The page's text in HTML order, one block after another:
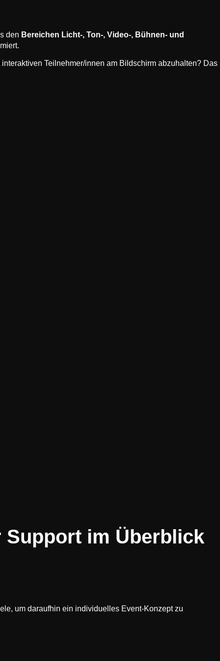
den Bereichen Licht-, Ton-, Video-, Bühnen- und
Teilnehmer/innen am Bildschirm abzuhalten? Das
im Überblick
um daraufhin ein individuelles Event-Konzept zu